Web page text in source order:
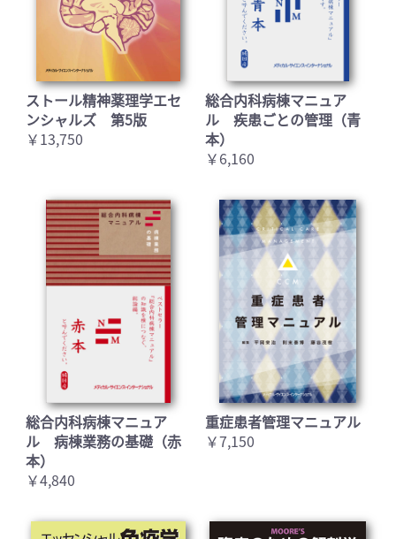
ストール精神薬理学エセ
ンシャルズ 第5版
￥13,750
総合内科病棟マニュア
ル 疾患ごとの管理（青
本）
￥6,160
総合内科病棟マニュア
ル 病棟業務の基礎（赤
本）
￥4,840
重症患者管理マニュアル
￥7,150